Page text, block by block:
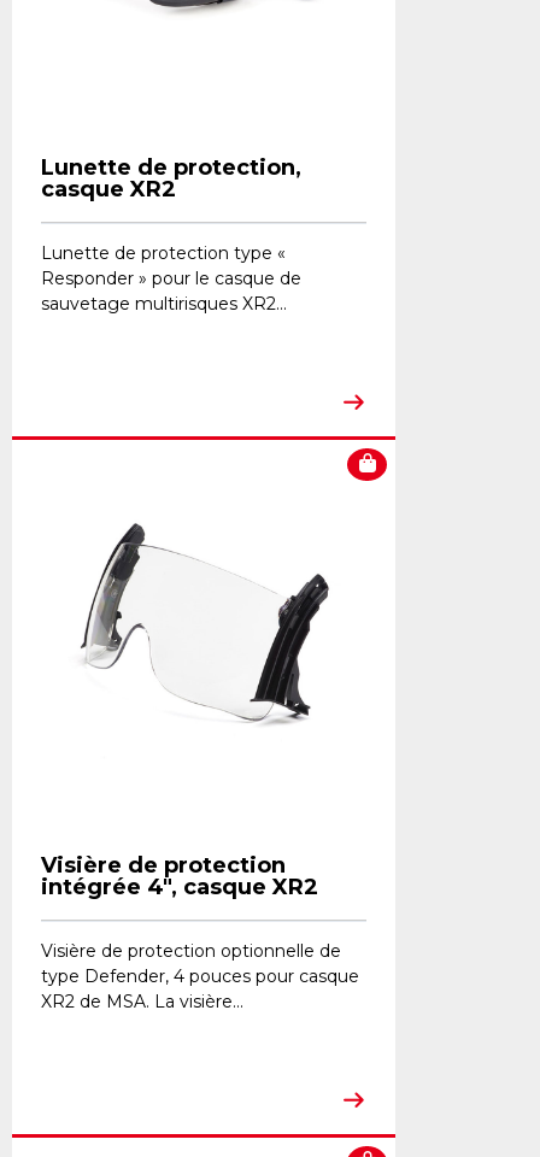
Lunette de protection,
casque XR2
Lunette de protection type «
Responder » pour le casque de
sauvetage multirisques XR2...
Visière de protection
intégrée 4", casque XR2
Visière de protection optionnelle de
type Defender, 4 pouces pour casque
XR2 de MSA. La visière...